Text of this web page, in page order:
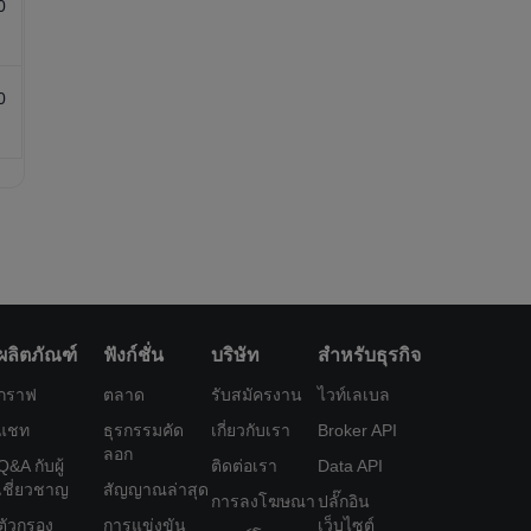
ลิตภัณฑ์
ราฟ
ชท
กับผู้
ชี่ยวชาญ
วกรอง
ฟังก์ชั่น
ตลาด
ธุรกรรมคัด
ลอก
สัญญาณล่าสุด
การแข่งขัน
บริษัท
รับสมัครงาน
เกี่ยวกับเรา
ติดต่อเรา
การลงโฆษณา
สำหรับธุรกิจ
ไวท์เลเบล
Broker API
Data API
ปลั๊กอิน
เว็บไซต์